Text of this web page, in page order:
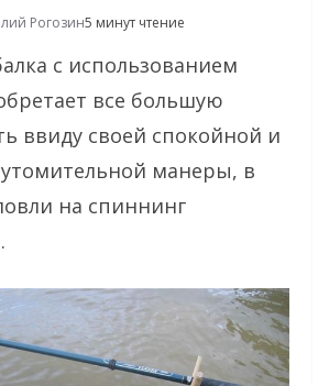
Рогозин5 минут чтение
с использованием
все большую
ввиду своей спокойной и
манеры, в
на спиннинг